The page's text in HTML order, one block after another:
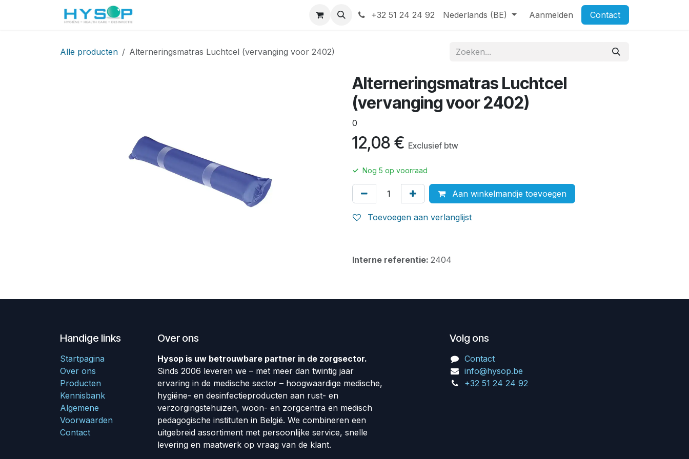
+32 51 24 24 92 Nederlands (BE) Aanmelden Contact
Alle producten Alterneringsmatras Luchtcel (vervanging voor 2402)
Alterneringsmatras Luchtcel
(vervanging voor 2402)
0
12,08 € Exclusief btw
✓ Nog 5 op voorraad
Aan winkelmandje toevoegen
Toevoegen aan verlanglijst
Interne referentie: 2404
Handige links
Startpagina
Over ons
Producten
Kennisbank
Algemene
Voorwaarden
Contact
Over ons
Hysop is uw betrouwbare partner in de zorgsector.
Sinds 2006 leveren we – met meer dan twintig jaar
ervaring in de medische sector – hoogwaardige medische,
hygiëne- en desinfectieproducten aan rust- en
verzorgingstehuizen, woon- en zorgcentra en medisch
pedagogische instituten in België. We combineren een
uitgebreid assortiment met persoonlijke service, snelle
levering en maatwerk op vraag van de klant.
Volg ons
Contact
info@hysop.be
+32 51 24 24 92